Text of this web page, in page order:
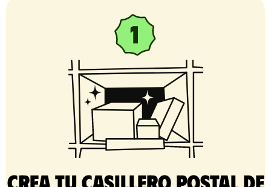
Crea tu casillero postal de